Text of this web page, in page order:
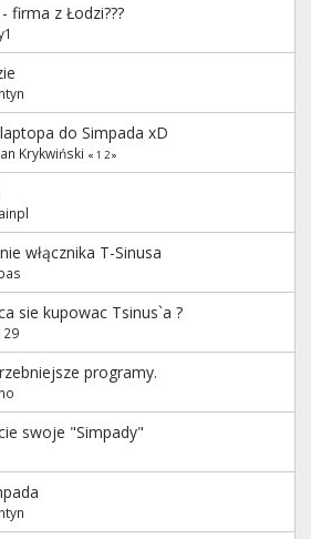
firma z Łodzi???
do Simpada xD
Krykwiński « 1 2»
włącznika T-Sinusa
sie kupowac Tsinus`a ?
programy.
swoje "Simpady"